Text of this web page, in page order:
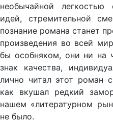
необычайной
идей, стремительной
познание романа станет
произведения во всей
бы особняком, они ни на
знак качества,
лично читал этот роман
как вкушал редкий
нашем «литературном
не было.